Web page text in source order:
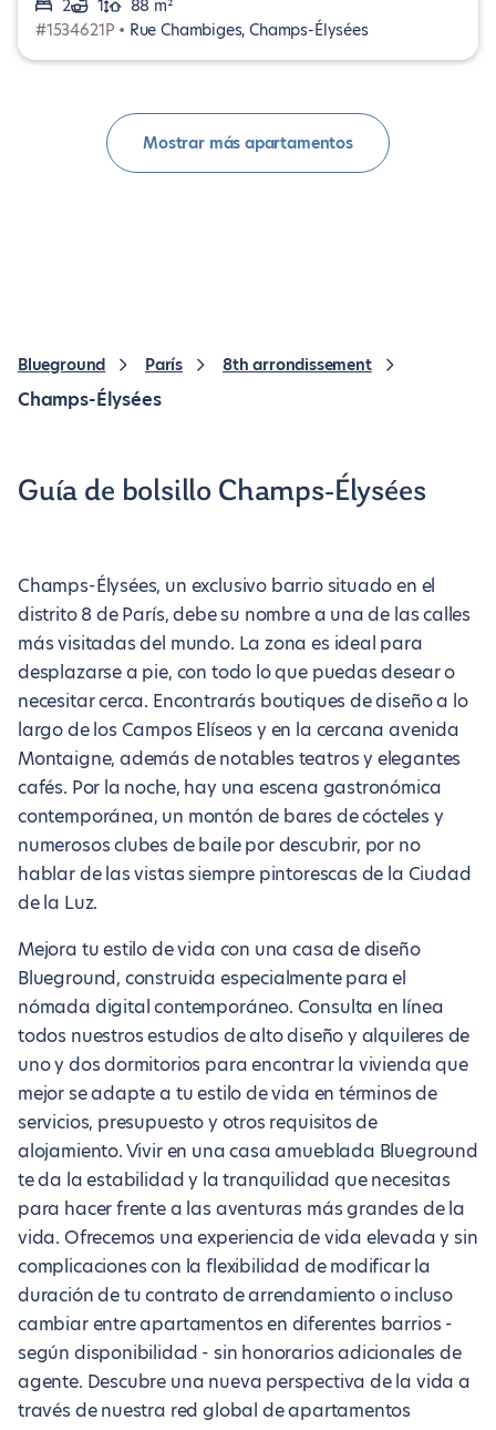
2 1
88 m²
#1534621P • Rue Chambiges, Champs-Élysées
Mostrar más apartamentos
Blueground París 8th arrondissement
Champs-Élysées
Guía de bolsillo Champs-Élysées
Champs-Élysées, un exclusivo barrio situado en el
distrito 8 de París, debe su nombre a una de las calles
más visitadas del mundo. La zona es ideal para
desplazarse a pie, con todo lo que puedas desear o
necesitar cerca. Encontrarás boutiques de diseño a lo
largo de los Campos Elíseos y en la cercana avenida
Montaigne, además de notables teatros y elegantes
cafés. Por la noche, hay una escena gastronómica
contemporánea, un montón de bares de cócteles y
numerosos clubes de baile por descubrir, por no
hablar de las vistas siempre pintorescas de la Ciudad
de la Luz.
Mejora tu estilo de vida con una casa de diseño
Blueground, construida especialmente para el
nómada digital contemporáneo. Consulta en línea
todos nuestros estudios de alto diseño y alquileres de
uno y dos dormitorios para encontrar la vivienda que
mejor se adapte a tu estilo de vida en términos de
servicios, presupuesto y otros requisitos de
alojamiento. Vivir en una casa amueblada Blueground
te da la estabilidad y la tranquilidad que necesitas
para hacer frente a las aventuras más grandes de la
vida. Ofrecemos una experiencia de vida elevada y sin
complicaciones con la flexibilidad de modificar la
duración de tu contrato de arrendamiento o incluso
cambiar entre apartamentos en diferentes barrios -
según disponibilidad - sin honorarios adicionales de
agente. Descubre una nueva perspectiva de la vida a
través de nuestra red global de apartamentos